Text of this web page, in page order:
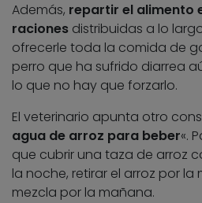
Además, repartir el alimento
raciones distribuidas a lo
ofrecerle toda la comida de
perro que ha sufrido diarrea
lo que no hay que forzarlo.
El veterinario apunta otro
agua de arroz para beber«.
que cubrir una taza de arroz
la noche, retirar el arroz por
mezcla por la mañana.